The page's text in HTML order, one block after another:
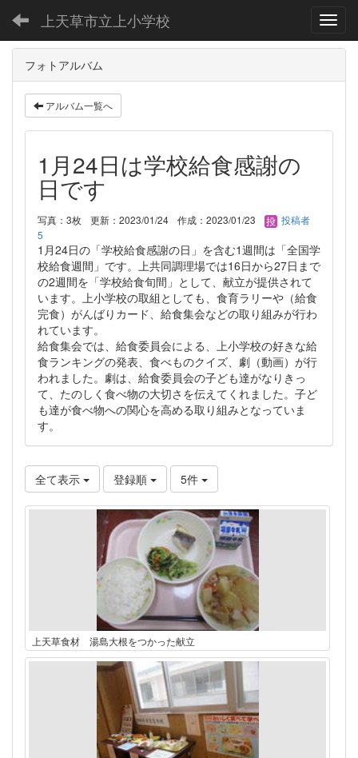
上天草市立上小学校
フォトアルバム
アルバム一覧へ
1月24日は学校給食感謝の
日です
写真：3枚 更新：2023/01/24 作成：2023/01/23
投稿者
5
1月24日の「学校給食感謝の日」を含む1週間は「全国学
校給食週間」です。上共同調理場では16日から27日まで
の2週間を「学校給食旬間」として、献立が提供されて
います。上小学校の取組としても、食育ラリーや（給食
完食）がんばりカード、給食集会などの取り組みが行わ
れています。
給食集会では、給食委員会による、上小学校の好きな給
食ランキングの発表、食べものクイズ、劇（動画）が行
われました。劇は、給食委員会の子ども達がなりきっ
て、たのしく食べ物の大切さを伝えてくれました。子ど
も達が食べ物への関心を高める取り組みとなっていま
す。
全て表示 登録順 5件
上天草食材 湯島大根をつかった献立